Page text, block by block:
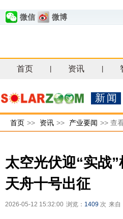
微信 微博
首页 资讯
新闻
首页 >> 资讯 >> 产业要闻 >> 查
太空光伏迎“实战
天舟十号出征
2026-05-12 15:32:00 浏览： 1409 次 来自